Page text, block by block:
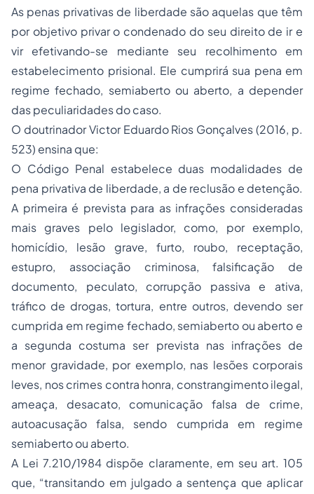
As penas privativas de liberdade são aquelas que têm
por objetivo privar o condenado do seu direito de ir e
vir efetivando-se mediante seu recolhimento em
estabelecimento prisional. Ele cumprirá sua pena em
regime fechado, semiaberto ou aberto, a depender
das peculiaridades do caso.
O doutrinador Victor Eduardo Rios Gonçalves (2016, p.
523) ensina que:
O Código Penal estabelece duas modalidades de
pena privativa de liberdade, a de reclusão e detenção.
A primeira é prevista para as infrações consideradas
mais graves pelo legislador, como, por exemplo,
homicídio, lesão grave, furto, roubo, receptação,
estupro, associação criminosa, falsificação de
documento, peculato, corrupção passiva e ativa,
tráfico de drogas, tortura, entre outros, devendo ser
cumprida em regime fechado, semiaberto ou aberto e
a segunda costuma ser prevista nas infrações de
menor gravidade, por exemplo, nas lesões corporais
leves, nos crimes contra honra, constrangimento ilegal,
ameaça, desacato, comunicação falsa de crime,
autoacusação falsa, sendo cumprida em regime
semiaberto ou aberto.
A Lei 7.210/1984 dispõe claramente, em seu art. 105
que, “transitando em julgado a sentença que aplicar